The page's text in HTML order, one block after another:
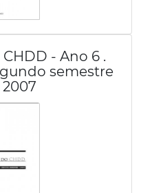
- Ano 6 .
semestre